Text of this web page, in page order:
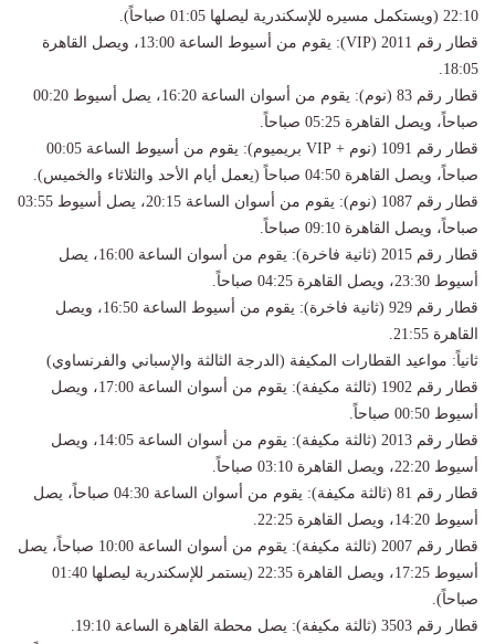
22:10 (ويستكمل مسيره للإسكندرية ليصلها 01:05 صباحاً).
​قطار رقم 2011 (VIP): يقوم من أسيوط الساعة 13:00، ويصل القاهرة
18:05.
​قطار رقم 83 (نوم): يقوم من أسوان الساعة 16:20، يصل أسيوط 00:20
صباحاً، ويصل القاهرة 05:25 صباحاً.
​قطار رقم 1091 (نوم + VIP بريميوم): يقوم من أسيوط الساعة 00:05
صباحاً، ويصل القاهرة 04:50 صباحاً (يعمل أيام الأحد والثلاثاء والخميس).
​قطار رقم 1087 (نوم): يقوم من أسوان الساعة 20:15، يصل أسيوط 03:55
صباحاً، ويصل القاهرة 09:10 صباحاً.
​قطار رقم 2015 (ثانية فاخرة): يقوم من أسوان الساعة 16:00، يصل
أسيوط 23:30، ويصل القاهرة 04:25 صباحاً.
​قطار رقم 929 (ثانية فاخرة): يقوم من أسيوط الساعة 16:50، ويصل
القاهرة 21:55.
​ثانياً: مواعيد القطارات المكيفة (الدرجة الثالثة والإسباني والفرنساوي)
​قطار رقم 1902 (ثالثة مكيفة): يقوم من أسوان الساعة 17:00، ويصل
أسيوط 00:50 صباحاً.
​قطار رقم 2013 (ثالثة مكيفة): يقوم من أسوان الساعة 14:05، ويصل
أسيوط 22:20، ويصل القاهرة 03:10 صباحاً.
​قطار رقم 81 (ثالثة مكيفة): يقوم من أسوان الساعة 04:30 صباحاً، يصل
أسيوط 14:20، ويصل القاهرة 22:25.
​قطار رقم 2007 (ثالثة مكيفة): يقوم من أسوان الساعة 10:00 صباحاً، يصل
أسيوط 17:25، ويصل القاهرة 22:35 (يستمر للإسكندرية ليصلها 01:40
صباحاً).
​قطار رقم 3503 (ثالثة مكيفة): يصل محطة القاهرة الساعة 19:10.